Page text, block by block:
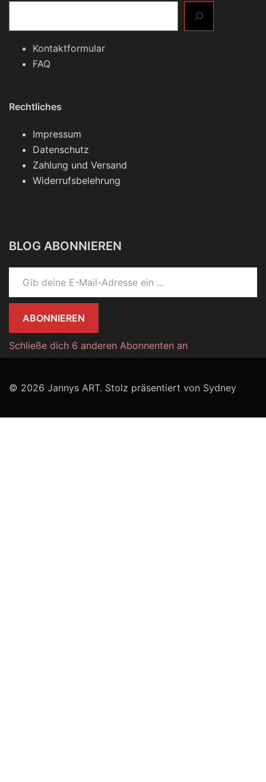
Kontaktformular
FAQ
Rechtliches
Impressum
Datenschutz
Zahlung und Versand
Widerrufsbelehrung
BLOG ABONNIEREN
Gib deine E-Mail-Adresse ein ...
ABONNIEREN
Schließe dich 6 anderen Abonnenten an
© 2026 Jannys ART. Stolz präsentiert von Sydney